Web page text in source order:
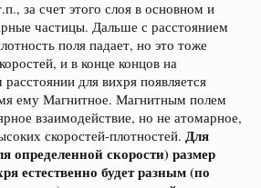
за счет этого слоя в основном и
частицы. Дальше с расстоянием
поля падает, но это тоже
и в конце концов на
для вихря появляется
ему Магнитное. Магнитным полем
взаимодействие, но не атомарное,
скоростей-плотностей. Для
определенной скорости) размер
естественно будет разным (по